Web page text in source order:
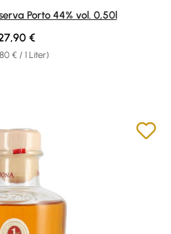
von 4.9 von 5 Sternen
Porto 44% vol. 0,50l
€ / 1 Liter)
Preis:
€